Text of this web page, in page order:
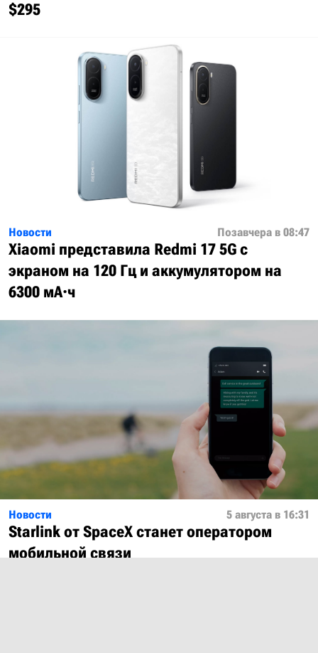
$295
Новости Позавчера в 08:47
Xiaomi представила Redmi 17 5G с
экраном на 120 Гц и аккумулятором на
6300 мА·ч
Новости 5 августа в 16:31
Starlink от SpaceX станет оператором
мобильной связи